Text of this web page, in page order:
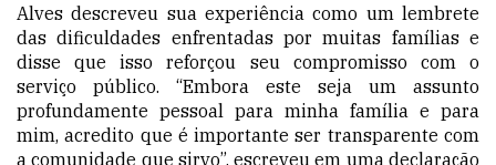
Alves descreveu sua experiência como um lembrete
das dificuldades enfrentadas por muitas famílias e
disse que isso reforçou seu compromisso com o
serviço público. “Embora este seja um assunto
profundamente pessoal para minha família e para
mim, acredito que é importante ser transparente com
a comunidade que sirvo”, escreveu em uma declaração